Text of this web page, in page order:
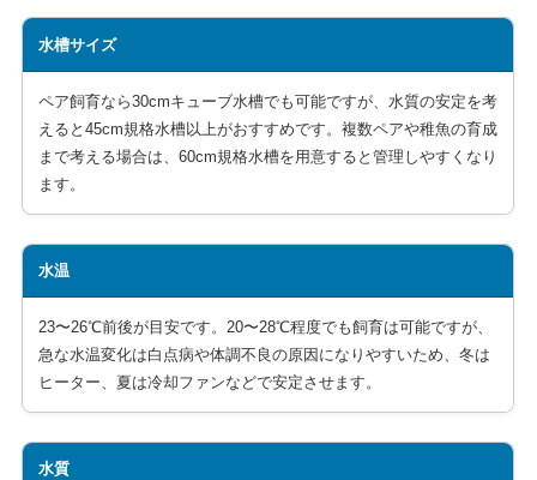
水槽サイズ
ペア飼育なら30cmキューブ水槽でも可能ですが、水質の安定を考
えると45cm規格水槽以上がおすすめです。複数ペアや稚魚の育成
まで考える場合は、60cm規格水槽を用意すると管理しやすくなり
ます。
水温
23〜26℃前後が目安です。20〜28℃程度でも飼育は可能ですが、
急な水温変化は白点病や体調不良の原因になりやすいため、冬は
ヒーター、夏は冷却ファンなどで安定させます。
水質